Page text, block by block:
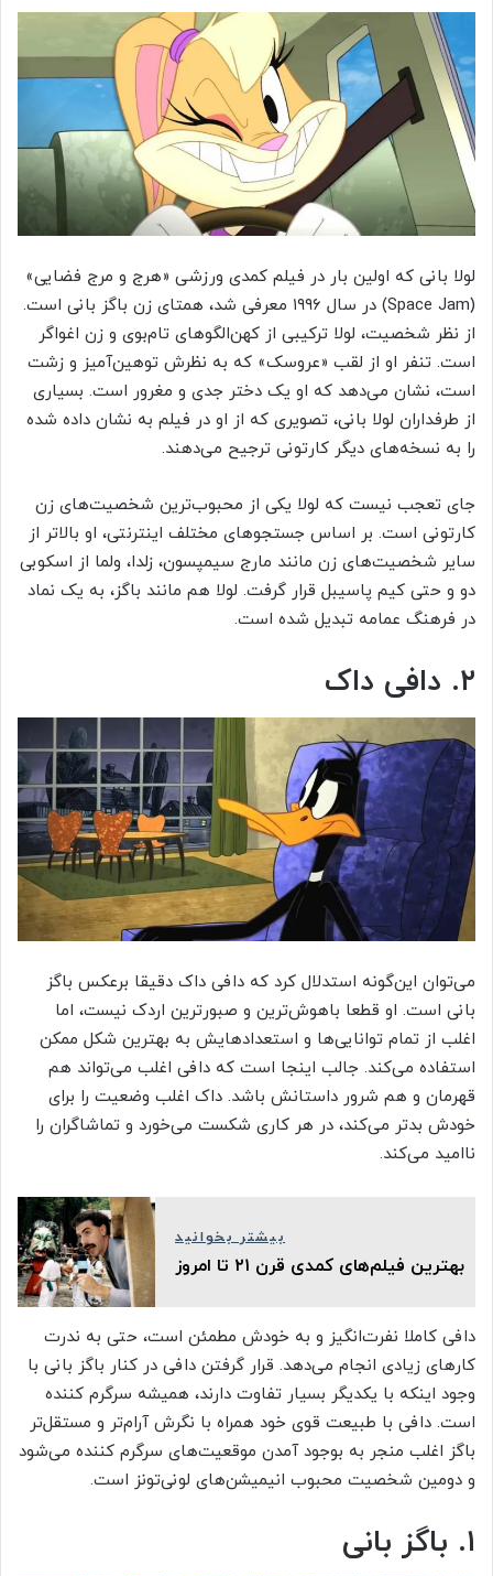
لولا بانی که اولین بار در فیلم کمدی ورزشی «هرج و مرج فضایی»
(Space Jam) در سال ۱۹۹۶ معرفی شد، همتای زن باگز بانی است.
از نظر شخصیت، لولا ترکیبی از کهن‌الگوهای تام‌بوی و زن اغواگر
است. تنفر او از لقب «عروسک» که به نظرش توهین‌آمیز و زشت
است، نشان می‌دهد که او یک دختر جدی و مغرور است. بسیاری
از طرفداران لولا بانی، تصویری که از او در فیلم به نشان داده شده
را به نسخه‌های دیگر کارتونی ترجیح می‌دهند.
جای تعجب نیست که لولا یکی از محبوب‌ترین شخصیت‌های زن
کارتونی است. بر اساس جستجوهای مختلف اینترنتی، او بالاتر از
سایر شخصیت‌های زن مانند مارج سیمپسون، زلدا، ولما از اسکوبی
دو و حتی کیم پاسیبل قرار گرفت. لولا هم مانند باگز، به یک نماد
در فرهنگ عمامه تبدیل شده است.
۲. دافی داک
می‌توان این‌گونه استدلال کرد که دافی داک دقیقا برعکس باگز
بانی است. او قطعا باهوش‌ترین و صبورترین اردک نیست، اما
اغلب از تمام توانایی‌ها و استعدادهایش به بهترین شکل ممکن
استفاده می‌کند. جالب اینجا است که دافی اغلب می‌تواند هم
قهرمان و هم شرور داستانش باشد. داک اغلب وضعیت را برای
خودش بدتر می‌کند، در هر کاری شکست می‌خورد و تماشاگران را
ناامید می‌کند.
بیشتر بخوانید
بهترین فیلم‌های کمدی قرن ۲۱ تا امروز
دافی کاملا نفرت‌انگیز و به خودش مطمئن است، حتی به ندرت
کارهای زیادی انجام می‌دهد. قرار گرفتن دافی در کنار باگز بانی با
وجود اینکه با یکدیگر بسیار تفاوت دارند، همیشه سرگرم کننده
است. دافی با طبیعت قوی خود همراه با نگرش آرام‌تر و مستقل‌تر
باگز اغلب منجر به بوجود آمدن موقعیت‌های سرگرم کننده می‌شود
و دومین شخصیت‌ محبوب انیمیشن‌های لونی‌تونز است.
۱. باگز بانی